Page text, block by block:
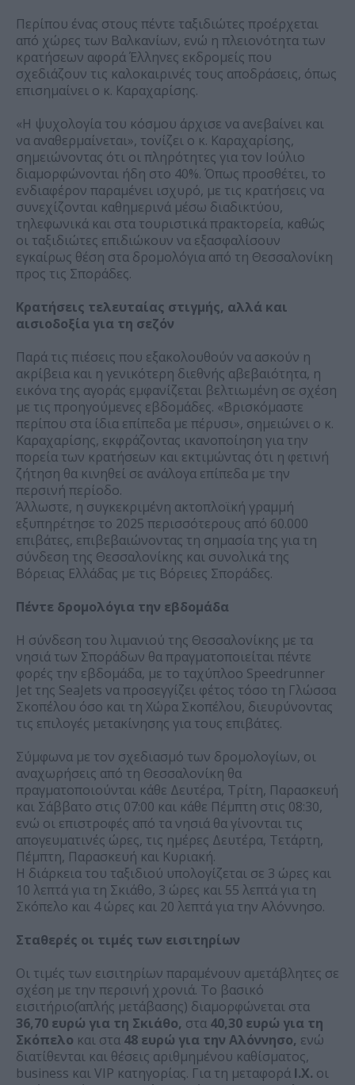
Περίπου ένας στους πέντε ταξιδιώτες προέρχεται
από χώρες των Βαλκανίων, ενώ η πλειονότητα των
κρατήσεων αφορά Έλληνες εκδρομείς που
σχεδιάζουν τις καλοκαιρινές τους αποδράσεις, όπως
επισημαίνει ο κ. Καραχαρίσης.
«Η ψυχολογία του κόσμου άρχισε να ανεβαίνει και
να αναθερμαίνεται», τονίζει ο κ. Καραχαρίσης,
σημειώνοντας ότι οι πληρότητες για τον Ιούλιο
διαμορφώνονται ήδη στο 40%. Όπως προσθέτει, το
ενδιαφέρον παραμένει ισχυρό, με τις κρατήσεις να
συνεχίζονται καθημερινά μέσω διαδικτύου,
τηλεφωνικά και στα τουριστικά πρακτορεία, καθώς
οι ταξιδιώτες επιδιώκουν να εξασφαλίσουν
εγκαίρως θέση στα δρομολόγια από τη Θεσσαλονίκη
προς τις Σποράδες.
Κρατήσεις τελευταίας στιγμής, αλλά και
αισιοδοξία για τη σεζόν
Παρά τις πιέσεις που εξακολουθούν να ασκούν η
ακρίβεια και η γενικότερη διεθνής αβεβαιότητα, η
εικόνα της αγοράς εμφανίζεται βελτιωμένη σε σχέση
με τις προηγούμενες εβδομάδες. «Βρισκόμαστε
περίπου στα ίδια επίπεδα με πέρυσι», σημειώνει ο κ.
Καραχαρίσης, εκφράζοντας ικανοποίηση για την
πορεία των κρατήσεων και εκτιμώντας ότι η φετινή
ζήτηση θα κινηθεί σε ανάλογα επίπεδα με την
περσινή περίοδο.
Άλλωστε, η συγκεκριμένη ακτοπλοϊκή γραμμή
εξυπηρέτησε το 2025 περισσότερους από 60.000
επιβάτες, επιβεβαιώνοντας τη σημασία της για τη
σύνδεση της Θεσσαλονίκης και συνολικά της
Βόρειας Ελλάδας με τις Βόρειες Σποράδες.
Πέντε δρομολόγια την εβδομάδα
Η σύνδεση του λιμανιού της Θεσσαλονίκης με τα
νησιά των Σποράδων θα πραγματοποιείται πέντε
φορές την εβδομάδα, με το ταχύπλοο Speedrunner
Jet της SeaJets να προσεγγίζει φέτος τόσο τη Γλώσσα
Σκοπέλου όσο και τη Χώρα Σκοπέλου, διευρύνοντας
τις επιλογές μετακίνησης για τους επιβάτες.
Σύμφωνα με τον σχεδιασμό των δρομολογίων, οι
αναχωρήσεις από τη Θεσσαλονίκη θα
πραγματοποιούνται κάθε Δευτέρα, Τρίτη, Παρασκευή
και Σάββατο στις 07:00 και κάθε Πέμπτη στις 08:30,
ενώ οι επιστροφές από τα νησιά θα γίνονται τις
απογευματινές ώρες, τις ημέρες Δευτέρα, Τετάρτη,
Πέμπτη, Παρασκευή και Κυριακή.
Η διάρκεια του ταξιδιού υπολογίζεται σε 3 ώρες και
10 λεπτά για τη Σκιάθο, 3 ώρες και 55 λεπτά για τη
Σκόπελο και 4 ώρες και 20 λεπτά για την Αλόννησο.
Σταθερές οι τιμές των εισιτηρίων
Οι τιμές των εισιτηρίων παραμένουν αμετάβλητες σε
σχέση με την περσινή χρονιά. Το βασικό
εισιτήριο΄(απλής μετάβασης) διαμορφώνεται στα
36,70 ευρώ για τη Σκιάθο, στα 40,30 ευρώ για τη
Σκόπελο και στα 48 ευρώ για την Αλόννησο, ενώ
διατίθενται και θέσεις αριθμημένου καθίσματος,
business και VIP κατηγορίας. Για τη μεταφορά Ι.Χ. οι